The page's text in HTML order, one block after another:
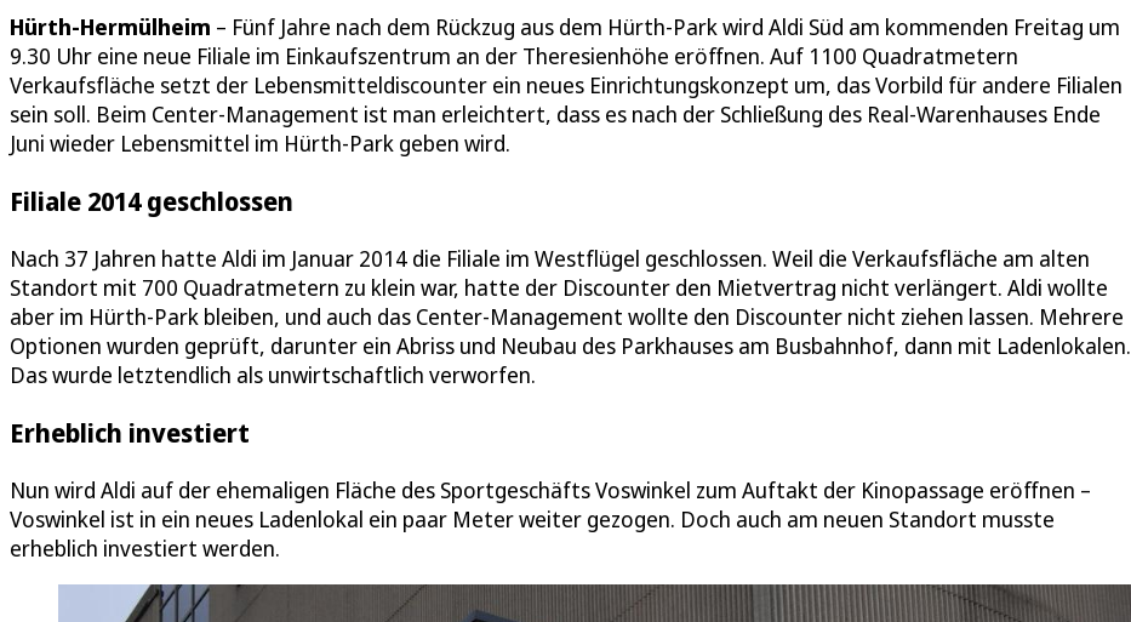
Hürth-Hermülheim – Fünf Jahre nach dem Rückzug aus dem Hürth-Park wird Aldi Süd am kommenden Freitag um
9.30 Uhr eine neue Filiale im Einkaufszentrum an der Theresienhöhe eröffnen. Auf 1100 Quadratmetern
Verkaufsfläche setzt der Lebensmitteldiscounter ein neues Einrichtungskonzept um, das Vorbild für andere Filialen
sein soll. Beim Center-Management ist man erleichtert, dass es nach der Schließung des Real-Warenhauses Ende
Juni wieder Lebensmittel im Hürth-Park geben wird.
Filiale 2014 geschlossen
Nach 37 Jahren hatte Aldi im Januar 2014 die Filiale im Westflügel geschlossen. Weil die Verkaufsfläche am alten
Standort mit 700 Quadratmetern zu klein war, hatte der Discounter den Mietvertrag nicht verlängert. Aldi wollte
aber im Hürth-Park bleiben, und auch das Center-Management wollte den Discounter nicht ziehen lassen. Mehrere
Optionen wurden geprüft, darunter ein Abriss und Neubau des Parkhauses am Busbahnhof, dann mit Ladenlokalen.
Das wurde letztendlich als unwirtschaftlich verworfen.
Erheblich investiert
Nun wird Aldi auf der ehemaligen Fläche des Sportgeschäfts Voswinkel zum Auftakt der Kinopassage eröffnen –
Voswinkel ist in ein neues Ladenlokal ein paar Meter weiter gezogen. Doch auch am neuen Standort musste
erheblich investiert werden.